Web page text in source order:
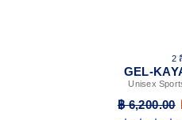
2
GEL-
Unisex
฿ 6,200.00